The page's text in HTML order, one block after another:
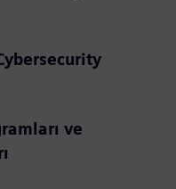
ve